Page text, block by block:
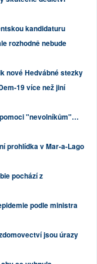
kandidaturu
rozhodně nebude
nové Hedvábné stezky
19 více než jiní
"nevolníkům"…
prohlídka v Mar-a-Lago
pochází z
podle ministra
jsou úrazy